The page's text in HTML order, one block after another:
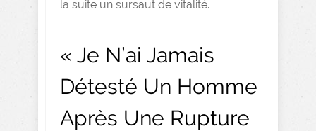
la suite un sursaut de vitalité.
« Je N’ai Jamais
Détesté Un Homme
Après Une Rupture